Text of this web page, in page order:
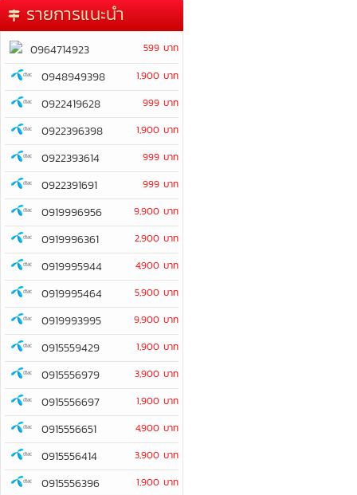
รายการแนะนำ
0964714923 599 บาท
0948949398 1,900 บาท
0922419628 999 บาท
0922396398 1,900 บาท
0922393614 999 บาท
0922391691 999 บาท
0919996956 9,900 บาท
0919996361 2,900 บาท
0919995944 4,900 บาท
0919995464 5,900 บาท
0919993995 9,900 บาท
0915559429 1,900 บาท
0915556979 3,900 บาท
0915556697 1,900 บาท
0915556651 4,900 บาท
0915556414 3,900 บาท
0915556396 1,900 บาท